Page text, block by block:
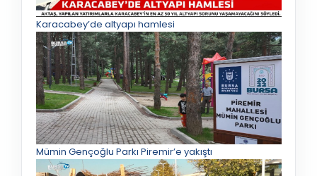
Karacabey’de altyapı hamlesi
Mümin Gençoğlu Parkı Piremir’e yakıştı